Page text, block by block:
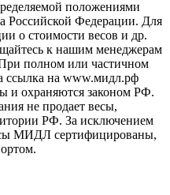
положениями
Российской Федерации. Для
о стоимости весов и др.
к нашим менеджерам
полном или частичном
ссылка на www.мидл.рф
и охраняются законом РФ.
не продает весы,
РФ. За исключением
МИДЛ сертифицированы,